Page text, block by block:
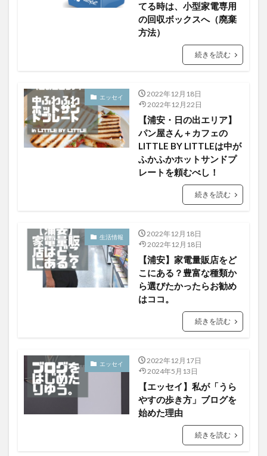
てる時は、小型家電専用
の回収ボックスへ（廃棄
方法）
続きを読む
エッセイ
2022年12月18日
2022年12月22日
【浦安・日の出エリア】
パン屋さん＋カフェの
LITTLE BY LITTLEは中が
ふかふかホットサンドプ
レートを頼むべし！
続きを読む
生活情報
2022年12月18日
2022年12月18日
【浦安】家電量販店をど
こにある？豊富な種類か
ら選びたかったらお勧め
はココ。
続きを読む
エッセイ
2022年12月17日
2024年5月13日
【エッセイ】私が「うら
やすの歩き方」ブログを
始めた理由
続きを読む